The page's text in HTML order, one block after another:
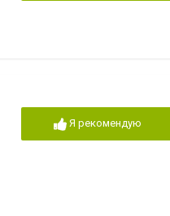
Я рекомендую